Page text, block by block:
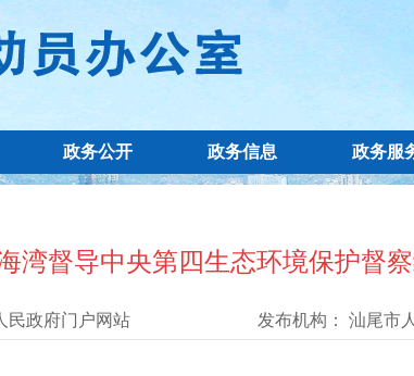
政务公开 政务信息 政务服
湾督导中央第四生态环境保护督
民政府门户网站 发布机构： 汕尾市